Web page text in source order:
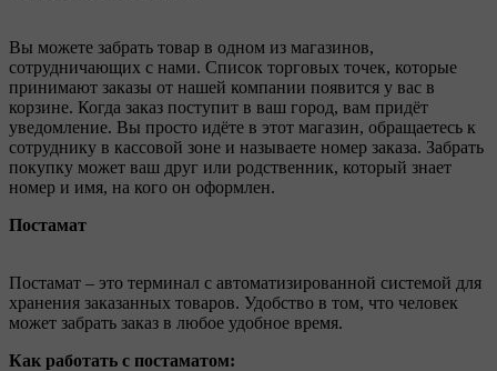
Вы можете забрать товар в одном из магазинов,
сотрудничающих с нами. Список торговых точек, которые
принимают заказы от нашей компании появится у вас в
корзине. Когда заказ поступит в ваш город, вам придёт
уведомление. Вы просто идёте в этот магазин, обращаетесь к
сотруднику в кассовой зоне и называете номер заказа. Забрать
покупку может ваш друг или родственник, который знает
номер и имя, на кого он оформлен.
Постамат
Постамат – это терминал с автоматизированной системой для
хранения заказанных товаров. Удобство в том, что человек
может забрать заказ в любое удобное время.
Как работать с постаматом: